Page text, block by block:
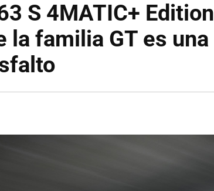
S 4MATIC+ Edition
la familia GT es una